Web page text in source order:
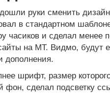
руки сменить
в стандартном
часиков и сделал менее
на MT. Видмо, будут
дополнения.
шрифт, размер
фон, сделал подсветку